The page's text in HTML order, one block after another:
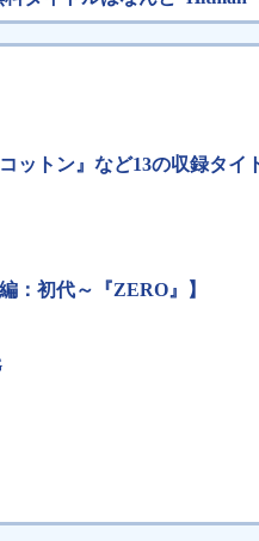
ットン』など13の収録タイ
：初代～『ZERO』】